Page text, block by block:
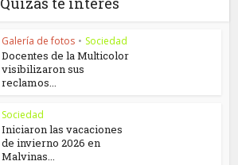
Galería de fotos • Sociedad
Docentes de la Multicolor
visibilizaron sus
reclamos...
Sociedad
Iniciaron las vacaciones
de invierno 2026 en
Malvinas...